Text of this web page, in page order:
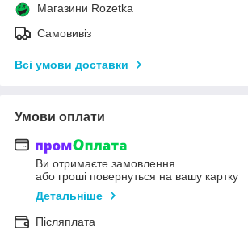
Магазини Rozetka
Самовивіз
Всі умови доставки
Умови оплати
Ви отримаєте замовлення
або гроші повернуться на вашу картку
Детальніше
Післяплата